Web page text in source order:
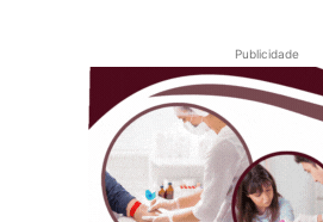
Publicidade